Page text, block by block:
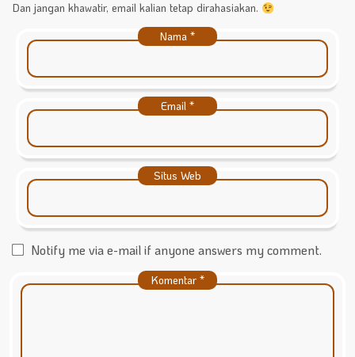
Dan jangan khawatir, email kalian tetap dirahasiakan.
Nama *
Email *
Situs Web
Notify me via e-mail if anyone answers my comment.
Komentar *